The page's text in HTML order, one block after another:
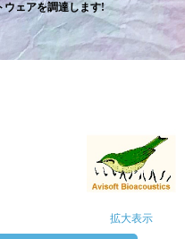
ウェアを調達します!
拡大表示